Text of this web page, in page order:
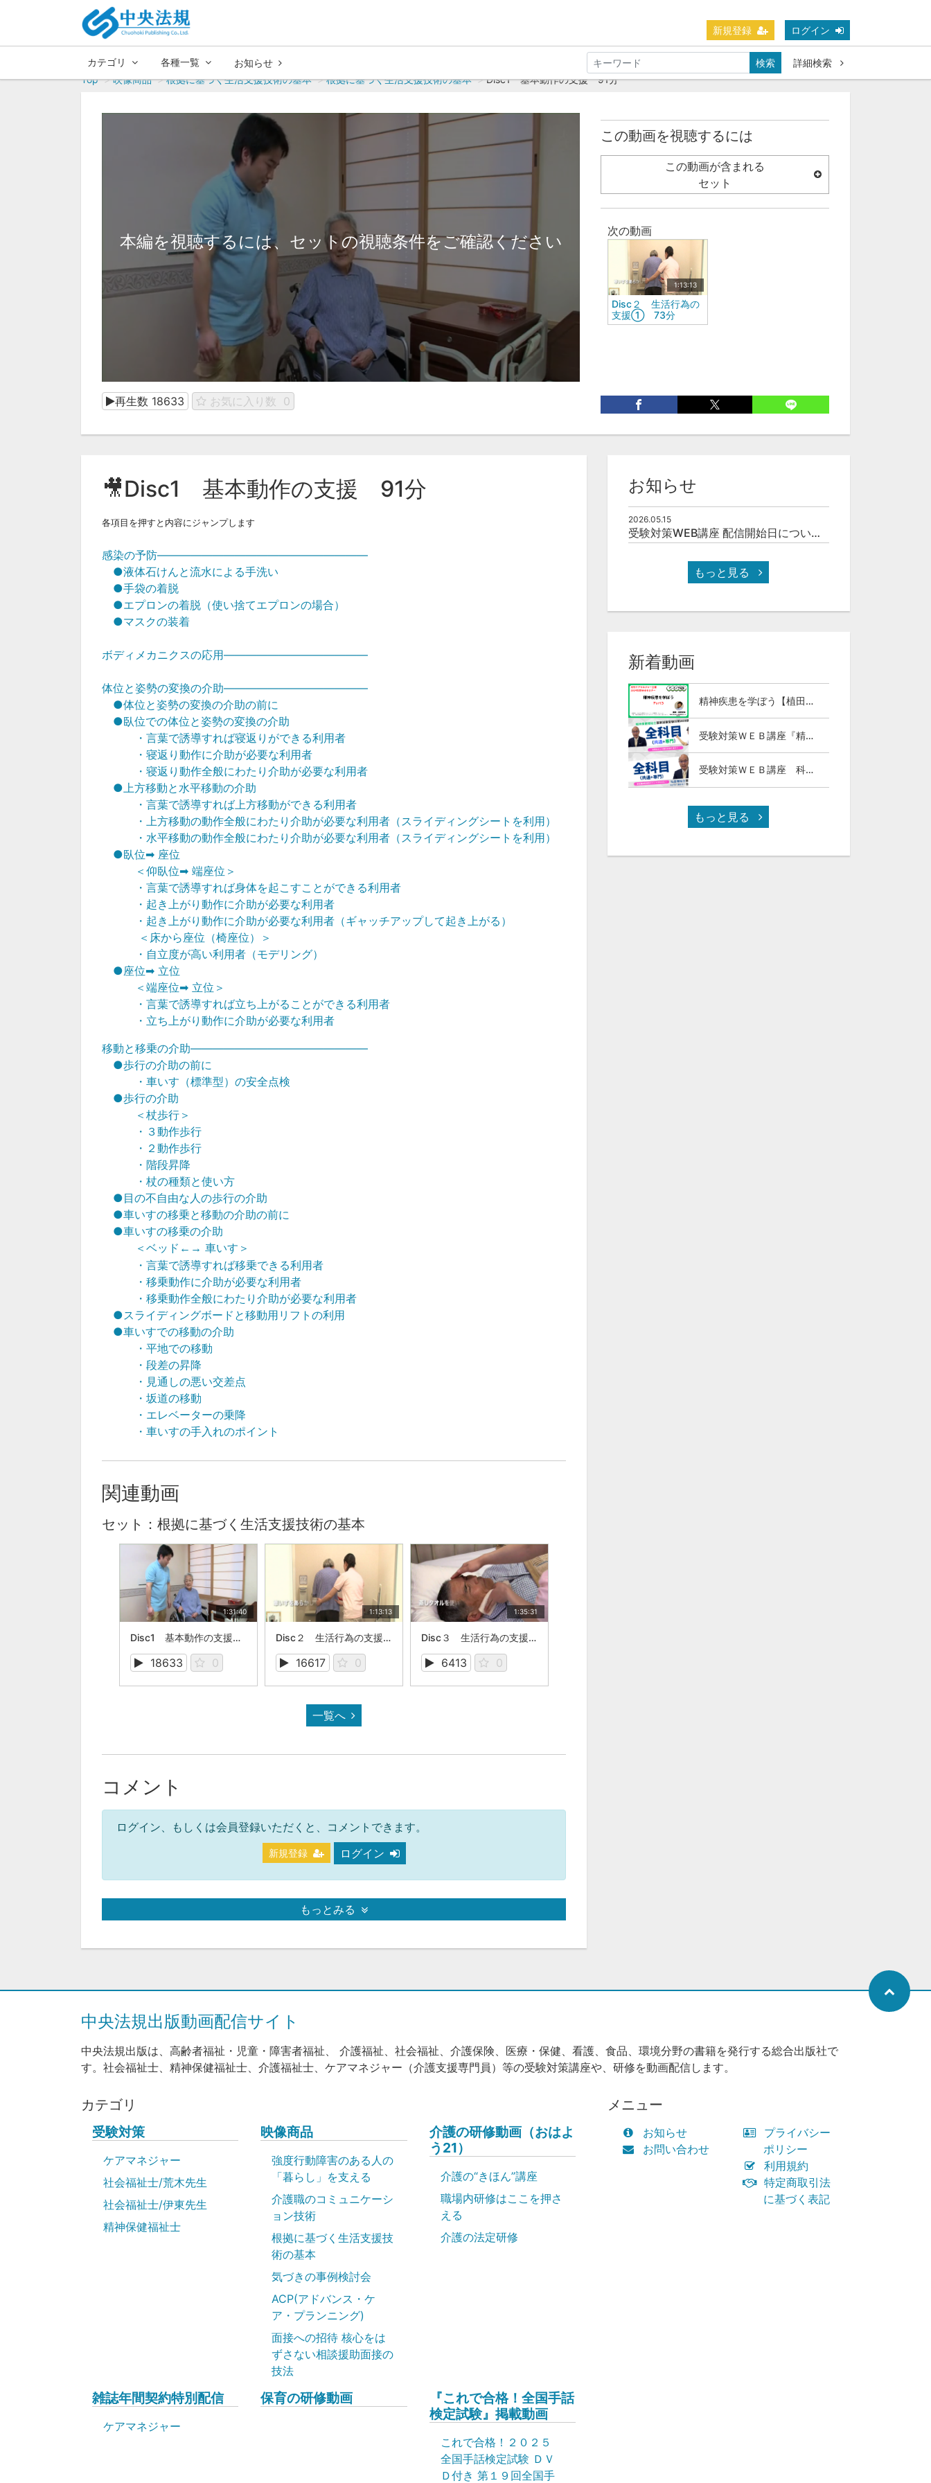
新規登録 ログイン
カテゴリ 各種一覧 お知らせ 検索
詳細検索
Top
映像商品 根拠に基づく生活支援技術の基本 根拠に基づく生活支援技術の基本 Disc1 基本動作の支援 91分
本編を視聴するには、セットの視聴条件をご確認ください
再生数 18633 お気に入り数 0
この動画を視聴するには
この動画が含まれる
セット
次の動画
1:13:13
Disc２ 生活行為の
支援① 73分
🎥Disc1 基本動作の支援 91分
各項目を押すと内容にジャンプします
感染の予防―――――――――――――――――――
●液体石けんと流水による手洗い
●手袋の着脱
●エプロンの着脱（使い捨てエプロンの場合）
●マスクの装着
ボディメカニクスの応用―――――――――――――
体位と姿勢の変換の介助―――――――――――――
●体位と姿勢の変換の介助の前に
●臥位での体位と姿勢の変換の介助
・言葉で誘導すれば寝返りができる利用者
・寝返り動作に介助が必要な利用者
・寝返り動作全般にわたり介助が必要な利用者
●上方移動と水平移動の介助
・言葉で誘導すれば上方移動ができる利用者
・上方移動の動作全般にわたり介助が必要な利用者（スライディングシートを利用）
・水平移動の動作全般にわたり介助が必要な利用者（スライディングシートを利用）
●臥位➡ 座位
＜仰臥位➡ 端座位＞
・言葉で誘導すれば身体を起こすことができる利用者
・起き上がり動作に介助が必要な利用者
・起き上がり動作に介助が必要な利用者（ギャッチアップして起き上がる）
＜床から座位（椅座位）＞
・自立度が高い利用者（モデリング）
●座位➡ 立位
＜端座位➡ 立位＞
・言葉で誘導すれば立ち上がることができる利用者
・立ち上がり動作に介助が必要な利用者
移動と移乗の介助――――――――――――――――
●歩行の介助の前に
・車いす（標準型）の安全点検
●歩行の介助
＜杖歩行＞
・３動作歩行
・２動作歩行
・階段昇降
・杖の種類と使い方
●目の不自由な人の歩行の介助
●車いすの移乗と移動の介助の前に
●車いすの移乗の介助
＜ベッド ←→ 車いす＞
・言葉で誘導すれば移乗できる利用者
・移乗動作に介助が必要な利用者
・移乗動作全般にわたり介助が必要な利用者
●スライディングボードと移動用リフトの利用
●車いすでの移動の介助
・平地での移動
・段差の昇降
・見通しの悪い交差点
・坂道の移動
・エレベーターの乗降
・車いすの手入れのポイント
関連動画
セット：根拠に基づく生活支援技術の基本
1:31:40
Disc1 基本動作の支援 91分
18633 0
1:13:13
Disc２ 生活行為の支援① 73分
16617 0
1:35:31
Disc３ 生活行為の支援③ 95分
6413 0
一覧へ
コメント
ログイン、もしくは会員登録いただくと、コメントできます。
新規登録 ログイン
もっとみる
お知らせ
2026.05.15
受験対策WEB講座 配信開始日について(予定)
もっと見る
新着動画
精神疾患を学ぼう【植田俊幸氏】Part３
受験対策ＷＥＢ講座『精神保健福祉士国試ナビ［専門科目］２０２７』＆「科目別の重要ポイントがわかる！社会福祉士合格講座２０２７［共通科目］」
受験対策ＷＥＢ講座 科目別の重要ポイントがわかる！社会福祉士合格講座２０２７（全セット）
もっと見る
中央法規出版動画配信サイト
中央法規出版は、高齢者福祉・児童・障害者福祉、 介護福祉、社会福祉、介護保険、医療・保健、看護、食品、環境分野の書籍を発行する総合出版社で
す。社会福祉士、精神保健福祉士、介護福祉士、ケアマネジャー（介護支援専門員）等の受験対策講座や、研修を動画配信します。
カテゴリ
受験対策
ケアマネジャー
社会福祉士/荒木先生
社会福祉士/伊東先生
精神保健福祉士
映像商品
強度行動障害のある人の
「暮らし」を支える
介護職のコミュニケーシ
ョン技術
根拠に基づく生活支援技
術の基本
気づきの事例検討会
ACP(アドバンス・ケ
ア・プランニング)
面接への招待 核心をは
ずさない相談援助面接の
技法
介護の研修動画（おはよ
う21）
介護の“きほん”講座
職場内研修はここを押さ
える
介護の法定研修
雑誌年間契約特別配信
ケアマネジャー
保育の研修動画
『これで合格！全国手話
検定試験』掲載動画
これで合格！２０２５
全国手話検定試験 ＤＶ
Ｄ付き 第１９回全国手
メニュー
お知らせ
お問い合わせ
プライバシー
ポリシー
利用規約
特定商取引法
に基づく表記